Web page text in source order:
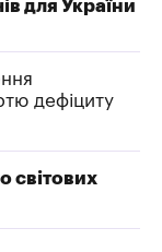
для України
дефіциту
світових